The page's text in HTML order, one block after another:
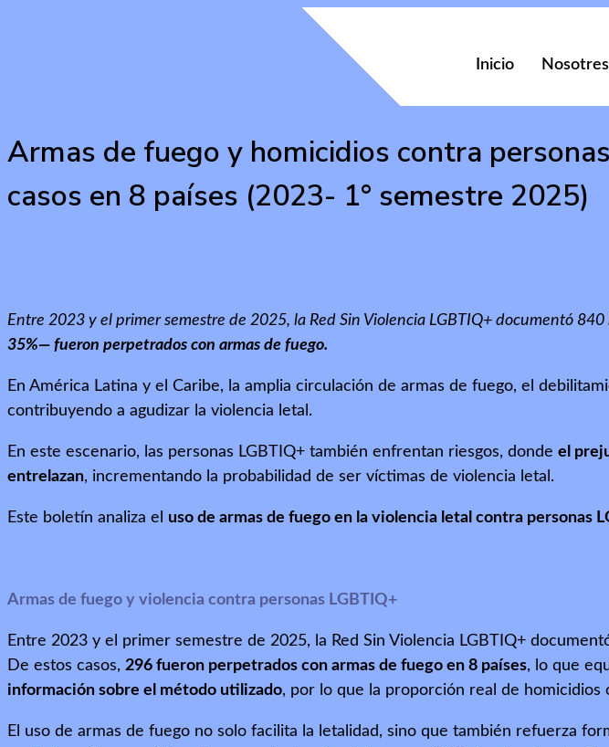
Inicio Nosotres
Armas de fuego y homicidios contra
casos en 8 países (2023- 1° semestre 2025)
Entre 2023 y el primer semestre de 2025, la Red Sin Violencia LGBTIQ+ documentó
35%— fueron perpetrados con armas de fuego.
En América Latina y el Caribe, la amplia circulación de armas de fuego, el
contribuyendo a agudizar la violencia letal.
En este escenario, las personas LGBTIQ+ también enfrentan riesgos, donde el
entrelazan, incrementando la probabilidad de ser víctimas de violencia letal.
Este boletín analiza el uso de armas de fuego en la violencia letal contra personas
Armas de fuego y violencia contra personas LGBTIQ+
Entre 2023 y el primer semestre de 2025, la Red Sin Violencia LGBTIQ+
De estos casos, 296 fueron perpetrados con armas de fuego en 8 países, lo que
información sobre el método utilizado, por lo que la proporción real de homicidios
El uso de armas de fuego no solo facilita la letalidad, sino que también refuerza